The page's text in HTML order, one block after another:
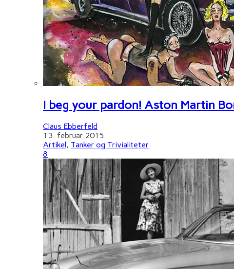
I beg your pardon! Aston Martin
Claus Ebberfeld
13. februar 2015
Artikel, Tanker og Trivialiteter
8